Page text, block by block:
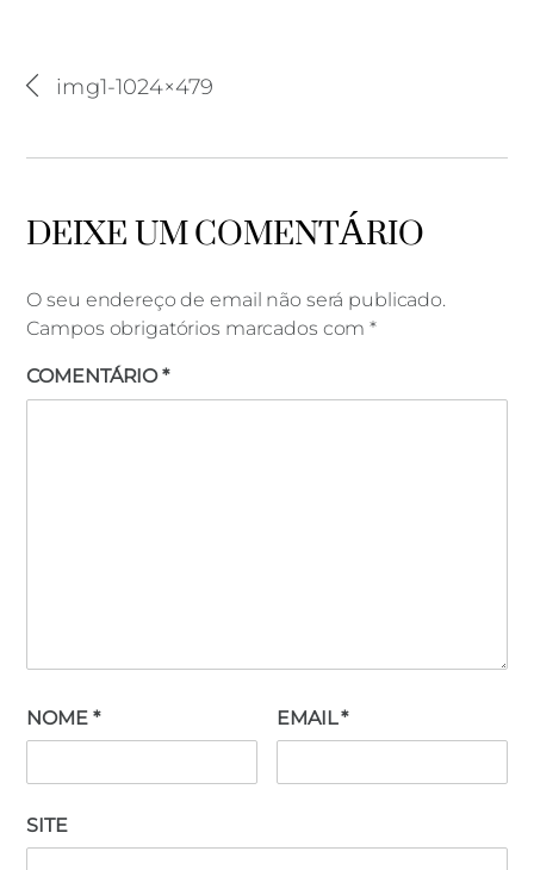
img1-1024×479
DEIXE UM COMENTÁRIO
O seu endereço de email não será publicado.
Campos obrigatórios marcados com*
COMENTÁRIO*
NOME * EMAIL*
SITE